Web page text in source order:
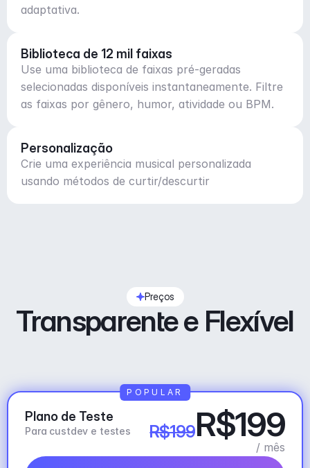
adaptativa.
Biblioteca de 12 mil faixas
Use uma biblioteca de faixas pré-geradas
selecionadas disponíveis instantaneamente. Filtre
as faixas por gênero, humor, atividade ou BPM.
Personalização
Crie uma experiência musical personalizada
usando métodos de curtir/descurtir
Preços
Transparente e Flexível
Plano de Teste
Para custdev e testes R$199R$199
/ mês
POPULAR